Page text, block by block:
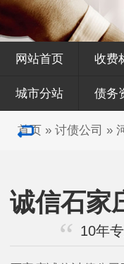
网站首页 收费
城市分站 债务
首页» 讨债公司 »
诚信石家
10年